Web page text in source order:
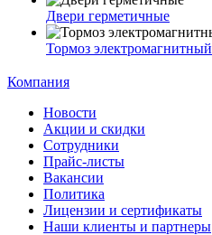
Двери герметичные
Тормоз электромагнитный
Компания
Новости
Акции и скидки
Сотрудники
Прайс-листы
Вакансии
Политика
Лицензии и сертификаты
Наши клиенты и партнеры